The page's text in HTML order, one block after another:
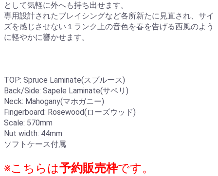
として気軽に外へも持ち出せます。
専用設計されたブレイシングなど各所新たに見直され、サイ
ズを感じさせない１ランク上の音色を春を告げる西風のよう
に軽やかに響かせます。
TOP: Spruce Laminate(スプルース)
Back/Side: Sapele Laminate(サペリ)
Neck: Mahogany(マホガニー)
Fingerboard: Rosewood(ローズウッド)
Scale: 570mm
Nut width: 44mm
ソフトケース付属
※こちらは予約販売枠です。